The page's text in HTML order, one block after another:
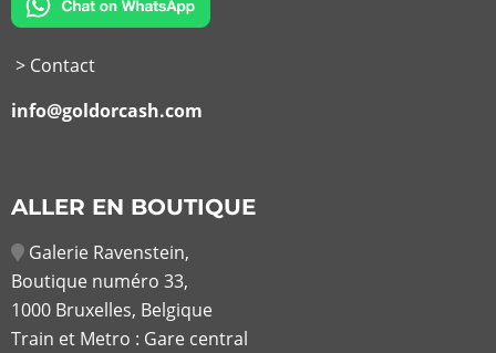
> Contact
info@goldorcash.com
ALLER EN BOUTIQUE
Galerie Ravenstein,
Boutique numéro 33,
1000 Bruxelles, Belgique
Train et Metro : Gare central